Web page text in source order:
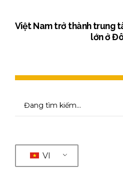
Vietnam as a
business base
Việt Nam trở thành trung
lớn ở
VI